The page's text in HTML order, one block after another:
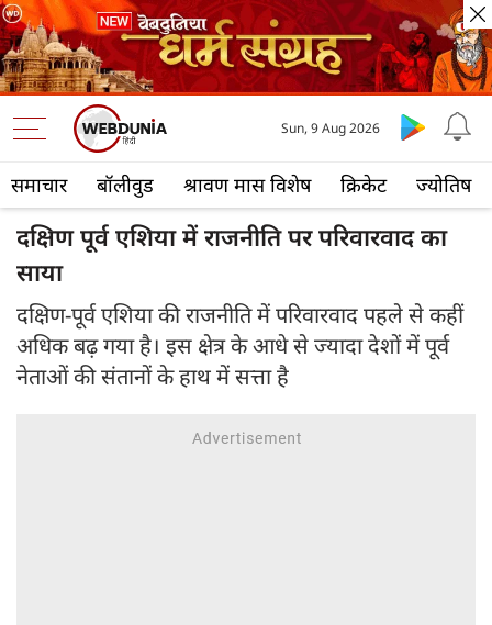
समाचार बॉलीवुड श्रावण मास विशेष क्रिकेट ज्योतिष
Sun, 9 Aug 2026
दक्षिण पूर्व एशिया में राजनीति पर परिवारवाद का
साया
दक्षिण-पूर्व एशिया की राजनीति में परिवारवाद पहले से कहीं
अधिक बढ़ गया है। इस क्षेत्र के आधे से ज्यादा देशों में पूर्व
नेताओं की संतानों के हाथ में सत्ता है